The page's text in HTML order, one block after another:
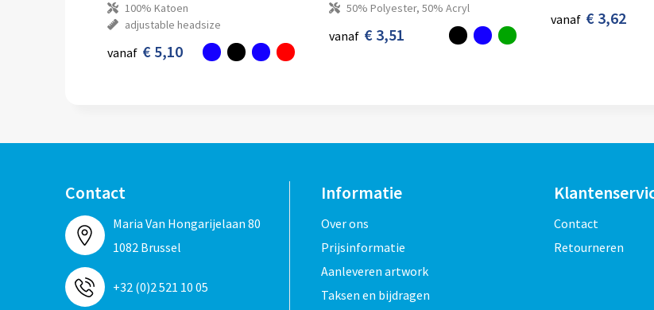
100% Katoen
adjustable headsize
vanaf € 5,10
50% Polyester, 50% Acryl
vanaf € 3,51
vanaf € 3,62
Contact
Maria Van Hongarijelaan 80
1082 Brussel
+32 (0)2 521 10 05
Informatie
Over ons
Prijsinformatie
Aanleveren artwork
Taksen en bijdragen
Contact
Retourneren